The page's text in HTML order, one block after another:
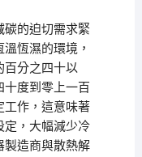
碳的迫切需求緊
恆濕的環境，
百分之四十以
十度到零上一百
工作，這意味著
定，大幅減少冷
製造商與散熱解